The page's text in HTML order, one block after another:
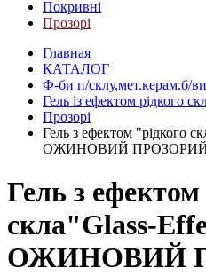
Покривні
Прозорі
Главная
КАТАЛОГ
Ф-би п/склу,мет.керам.б/
Гель із ефектом рідкого
Прозорі
Гель з ефектом "рідкого
ОЖИНОВИЙ
Гель з
скла"Glass-
ОЖИНОВИЙ